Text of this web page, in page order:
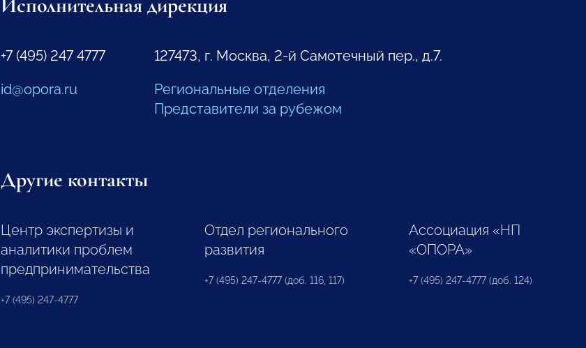
Исполнительная дирекция
+7 (495) 247 4777
id@opora.ru
127473, г. Москва, 2-й Самотечный пер., д.7.
Региональные отделения
Представители за рубежом
Другие контакты
Центр экспертизы и
аналитики проблем
предпринимательства
+7 (495) 247-4777
Отдел регионального
развития
+7 (495) 247-4777 (доб. 116, 117)
Ассоциация «НП
«ОПОРА»
+7 (495) 247-4777 (доб. 124)